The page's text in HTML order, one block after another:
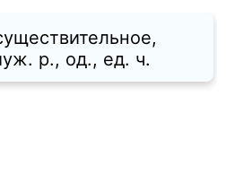
p., од., ед. ч.